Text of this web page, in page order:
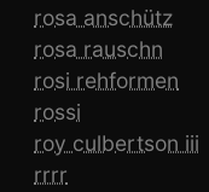
rosa anschütz
rosa rauschn
rosi rehformen
rossi
roy culbertson iii
rrrr